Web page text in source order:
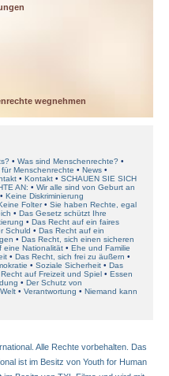
wegnehmen
Was sind Menschenrechte?
für Menschenrechte
News
Kontakt
SCHAUEN SIE SICH
AN:
Wir alle sind von Geburt an
Keine Diskriminierung
Folter
Sie haben Rechte, egal
Das Gesetz schützt Ihre
Das Recht auf ein faires
Schuld
Das Recht auf ein
Das Recht, sich einen sicheren
eine Nationalität
Ehe und Familie
Das Recht, sich frei zu äußern
Soziale Sicherheit
Das
auf Freizeit und Spiel
Essen
Der Schutz von
Verantwortung
Niemand kann
Alle Rechte vorbehalten. Das
ist im Besitz von Youth for Human